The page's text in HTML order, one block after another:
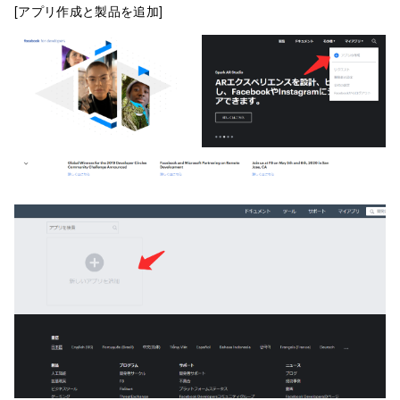
[アプリ作成と製品を追加]